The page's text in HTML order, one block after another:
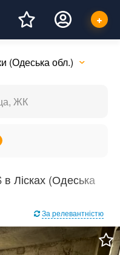
(Одеська обл.)
Лісках (Одеська
За релевантністю